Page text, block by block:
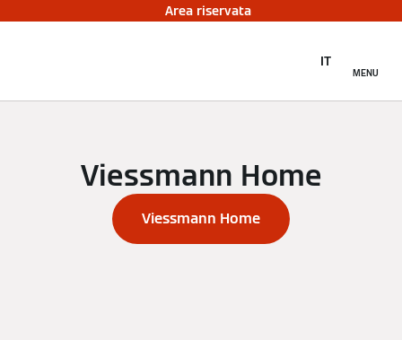
Area riservata
MENU
IT
Viessmann Home
Viessmann Home